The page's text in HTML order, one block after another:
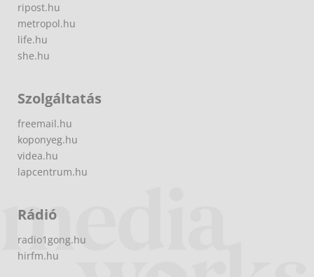
ripost.hu
metropol.hu
life.hu
she.hu
Szolgáltatás
freemail.hu
koponyeg.hu
videa.hu
lapcentrum.hu
Rádió
radio1gong.hu
hirfm.hu